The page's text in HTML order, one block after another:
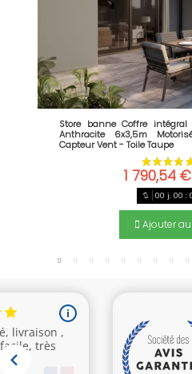
Store banne Coffre intégral
Anthracite 6x3,5m
Capteur Vent - Toile Taupe
1 790,54 €
00 j. 00 :
Ajouter